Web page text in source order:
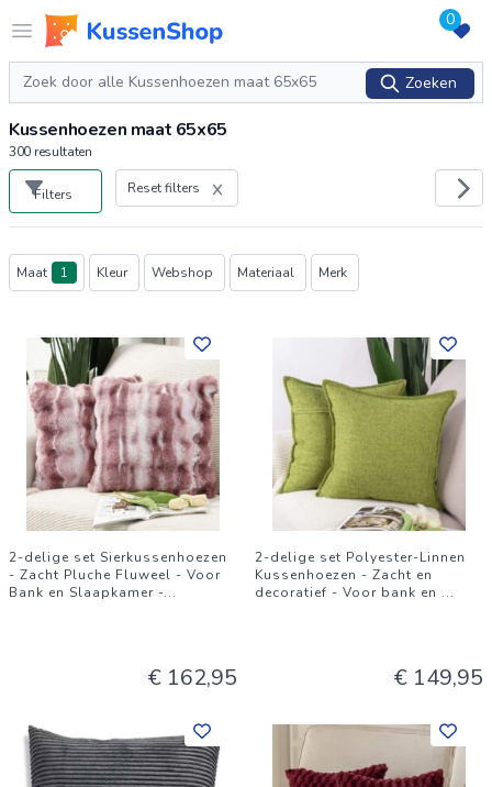
Open menu
Logo www.kussenshop.nl 0
Zoeken
Zoeken
Kussenhoezen maat 65x65
300 resultaten
Filters Reset filters
Producten
Maat 1 Kleur Webshop Materiaal Merk
2-delige set Sierkussenhoezen
- Zacht Pluche Fluweel - Voor
Bank en Slaapkamer -...
€ 162,95
2-delige set Polyester-Linnen
Kussenhoezen - Zacht en
decoratief - Voor bank en ...
€ 149,95